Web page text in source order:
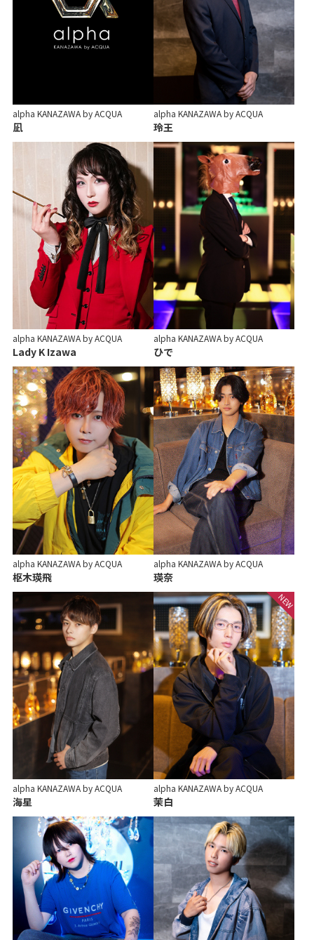
alpha KANAZAWA by ACQUA
凪
alpha KANAZAWA by ACQUA
玲王
alpha KANAZAWA by ACQUA
Lady K Izawa
alpha KANAZAWA by ACQUA
ひで
alpha KANAZAWA by ACQUA
枢木瑛飛
alpha KANAZAWA by ACQUA
瑛奈
alpha KANAZAWA by ACQUA
海星
alpha KANAZAWA by ACQUA
茉白